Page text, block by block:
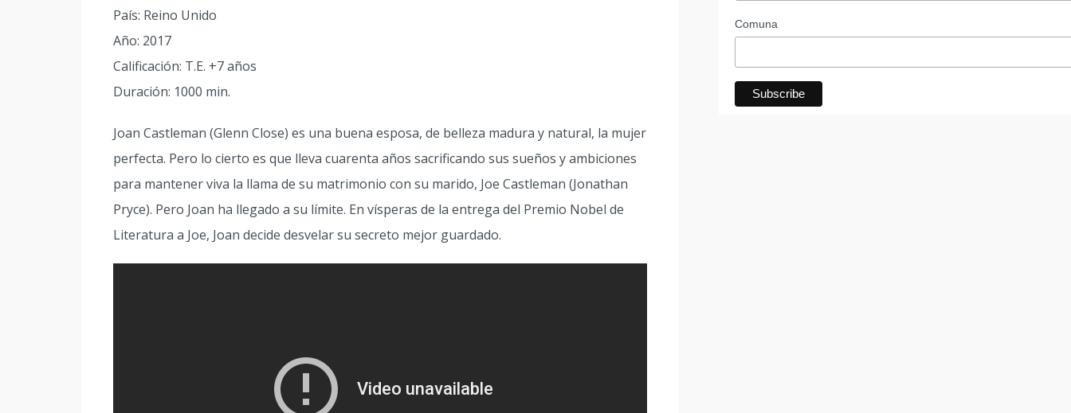
País: Reino Unido
Año: 2017
Calificación: T.E. +7 años
Duración: 1000 min.
Joan Castleman (Glenn Close) es una buena esposa, de belleza madura y natural, la mujer
perfecta. Pero lo cierto es que lleva cuarenta años sacrificando sus sueños y ambiciones
para mantener viva la llama de su matrimonio con su marido, Joe Castleman (Jonathan
Pryce). Pero Joan ha llegado a su límite. En vísperas de la entrega del Premio Nobel de
Literatura a Joe, Joan decide desvelar su secreto mejor guardado.
Comuna